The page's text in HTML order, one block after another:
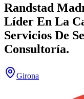
Randstad
Líder En La
Servicios De
Consultoría.
Girona